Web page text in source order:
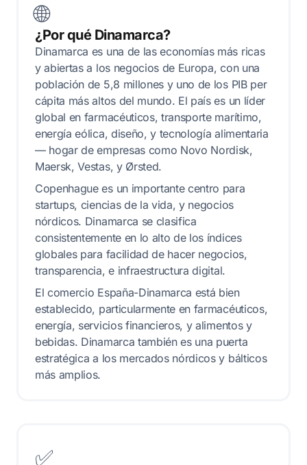
🌐
¿Por qué Dinamarca?
Dinamarca es una de las economías más ricas
y abiertas a los negocios de Europa, con una
población de 5,8 millones y uno de los PIB per
cápita más altos del mundo. El país es un líder
global en farmacéuticos, transporte marítimo,
energía eólica, diseño, y tecnología alimentaria
— hogar de empresas como Novo Nordisk,
Maersk, Vestas, y Ørsted.
Copenhague es un importante centro para
startups, ciencias de la vida, y negocios
nórdicos. Dinamarca se clasifica
consistentemente en lo alto de los índices
globales para facilidad de hacer negocios,
transparencia, e infraestructura digital.
El comercio España-Dinamarca está bien
establecido, particularmente en farmacéuticos,
energía, servicios financieros, y alimentos y
bebidas. Dinamarca también es una puerta
estratégica a los mercados nórdicos y bálticos
más amplios.
✅